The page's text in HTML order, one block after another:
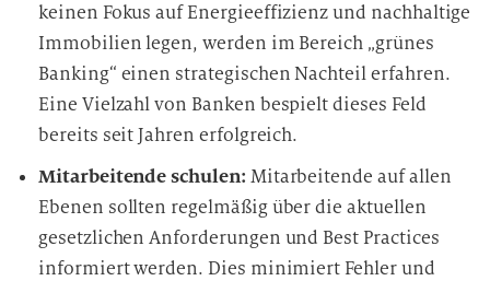
keinen Fokus auf Energieeffizienz und nachhaltige
Immobilien legen, werden im Bereich „grünes
Banking“ einen strategischen Nachteil erfahren.
Eine Vielzahl von Banken bespielt dieses Feld
bereits seit Jahren erfolgreich.
Mitarbeitende schulen: Mitarbeitende auf allen
Ebenen sollten regelmäßig über die aktuellen
gesetzlichen Anforderungen und Best Practices
informiert werden. Dies minimiert Fehler und